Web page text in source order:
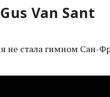
Van Sant
не стала гимном Сан-